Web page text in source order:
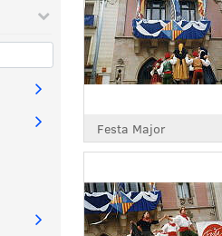
Festa Major